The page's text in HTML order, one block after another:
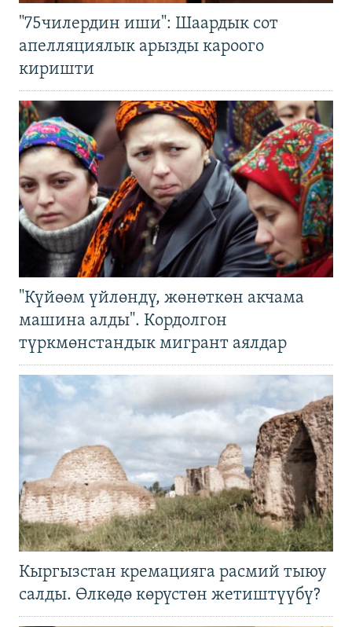
"75чилердин иши": Шаардык сот
апелляциялык арызды кароого
киришти
"Күйөөм үйлөндү, жөнөткөн акчама
машина алды". Кордолгон
түркмөнстандык мигрант аялдар
Кыргызстан кремацияга расмий тыюу
салды. Өлкөдө көрүстөн жетиштүүбү?